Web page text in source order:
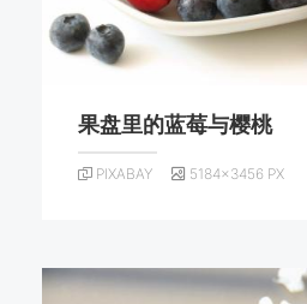
果盘里的蓝莓与樱桃
PIXABAY 5184×3456 PX